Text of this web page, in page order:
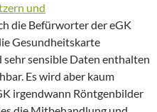
und
die Befürworter der eGK
Gesundheitskarte
sensible Daten enthalten
Es wird aber kaum
irgendwann Röntgenbilder